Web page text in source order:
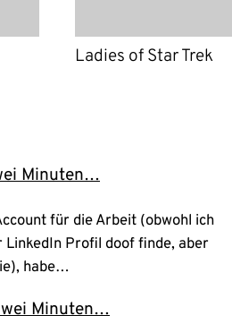
Ladies of Star Trek
Minuten…
für die Arbeit (obwohl ich
LinkedIn Profil doof finde, aber
habe…
Minuten…